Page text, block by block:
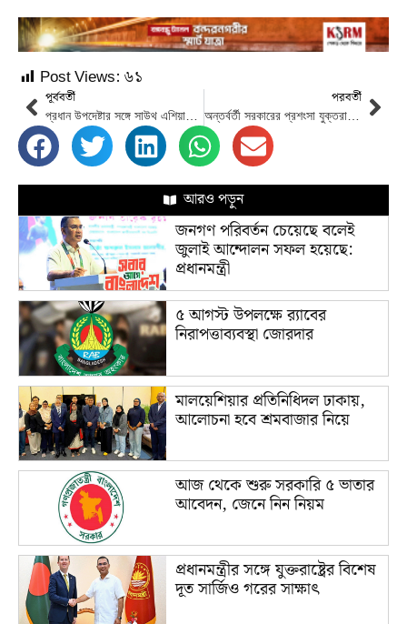
Post Views: ৬১
পূর্ববর্তী
প্রধান উপদেষ্টার সঙ্গে সাউথ এশিয়ান অ্যাসোসিয়েশন ফর অনকোলজি প্রতিনিধি দলের বৈঠক
পরবর্তী
অন্তর্বর্তী সরকারের প্রশংসা যুক্তরাষ্ট্রের
আরও পড়ুন
জনগণ পরিবর্তন চেয়েছে বলেই
জুলাই আন্দোলন সফল হয়েছে:
প্রধানমন্ত্রী
৫ আগস্ট উপলক্ষে র‌্যাবের
নিরাপত্তাব্যবস্থা জোরদার
মালয়েশিয়ার প্রতিনিধিদল ঢাকায়,
আলোচনা হবে শ্রমবাজার নিয়ে
আজ থেকে শুরু সরকারি ৫ ভাতার
আবেদন, জেনে নিন নিয়ম
প্রধানমন্ত্রীর সঙ্গে যুক্তরাষ্ট্রের বিশেষ
দূত সার্জিও গরের সাক্ষাৎ